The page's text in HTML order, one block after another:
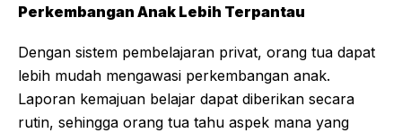
Perkembangan Anak Lebih Terpantau
Dengan sistem pembelajaran privat, orang tua dapat
lebih mudah mengawasi perkembangan anak.
Laporan kemajuan belajar dapat diberikan secara
rutin, sehingga orang tua tahu aspek mana yang